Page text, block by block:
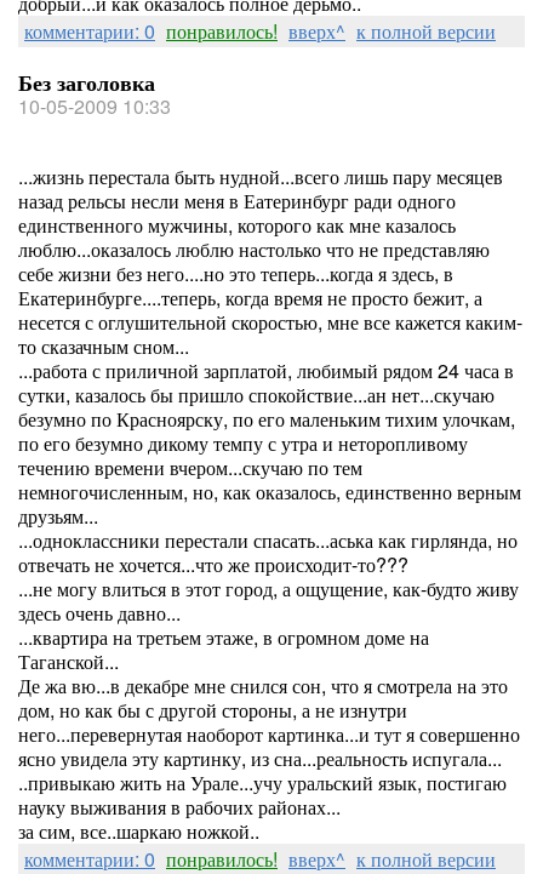
комментарии: 0 понравилось! вверх^ к полной версии
Без заголовка
10-05-2009 10:33
...жизнь перестала быть нудной...всего лишь пару месяцев
назад рельсы несли меня в Еатеринбург ради одного
единственного мужчины, которого как мне казалось
люблю...оказалось люблю настолько что не представляю
себе жизни без него....но это теперь...когда я здесь, в
Екатеринбурге....теперь, когда время не просто бежит, а
несется с оглушительной скоростью, мне все кажется каким-
то сказачным сном...
...работа с приличной зарплатой, любимый рядом 24 часа в
сутки, казалось бы пришло спокойствие...ан нет...скучаю
безумно по Красноярску, по его маленьким тихим улочкам,
по его безумно дикому темпу с утра и неторопливому
течению времени вчером...скучаю по тем
немногочисленным, но, как оказалось, единственно верным
друзьям...
...одноклассники перестали спасать...аська как гирлянда, но
отвечать не хочется...что же происходит-то???
...не могу влиться в этот город, а ощущение, как-будто живу
здесь очень давно...
...квартира на третьем этаже, в огромном доме на
Таганской...
Де жа вю...в декабре мне снился сон, что я смотрела на это
дом, но как бы с другой стороны, а не изнутри
него...перевернутая наоборот картинка...и тут я совершенно
ясно увидела эту картинку, из сна...реальность испугала...
..привыкаю жить на Урале...учу уральский язык, постигаю
науку выживания в рабочих районах...
за сим, все..шаркаю ножкой..
комментарии: 0 понравилось! вверх^ к полной версии